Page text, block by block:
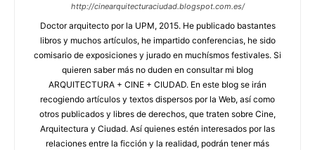
http://cinearquitecturaciudad.blogspot.com.es/
Doctor arquitecto por la UPM, 2015. He publicado bastantes
libros y muchos artículos, he impartido conferencias, he sido
comisario de exposiciones y jurado en muchísmos festivales. Si
quieren saber más no duden en consultar mi blog
ARQUITECTURA + CINE + CIUDAD. En este blog se irán
recogiendo artículos y textos dispersos por la Web, así como
otros publicados y libres de derechos, que traten sobre Cine,
Arquitectura y Ciudad. Así quienes estén interesados por las
relaciones entre la ficción y la realidad, podrán tener más